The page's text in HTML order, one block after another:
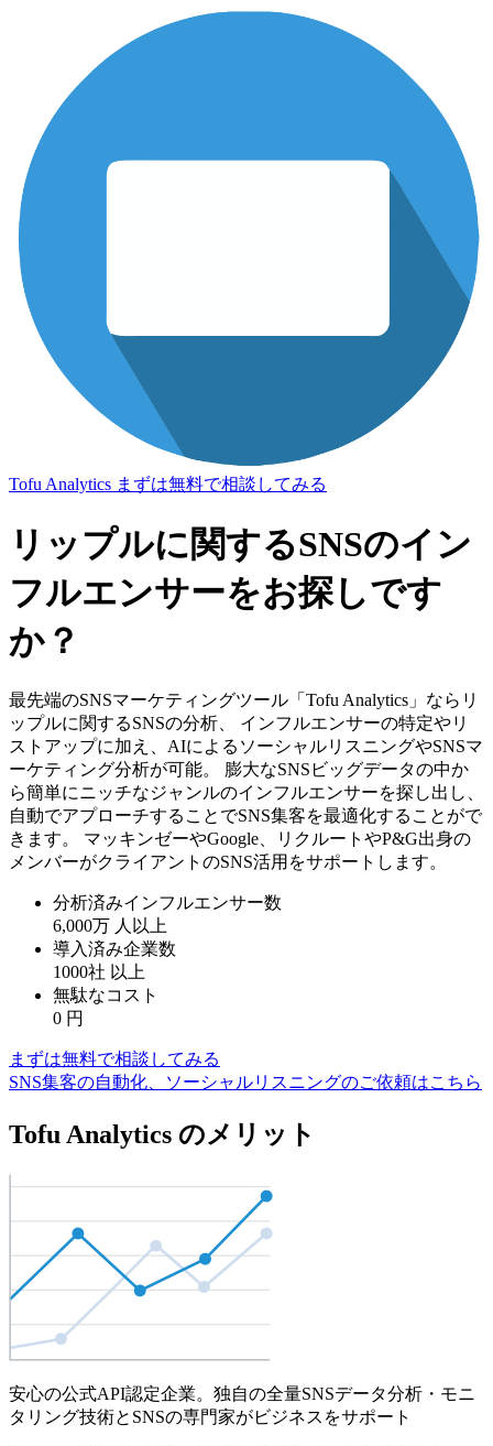
Tofu Analytics まずは無料で相談してみる
リップルに関するSNSのイン
フルエンサーをお探しです
か？
最先端のSNSマーケティングツール「Tofu Analytics」ならリ
ップルに関するSNSの分析、 インフルエンサーの特定やリ
ストアップに加え、AIによるソーシャルリスニングやSNSマ
ーケティング分析が可能。 膨大なSNSビッグデータの中か
ら簡単にニッチなジャンルのインフルエンサーを探し出し、
自動でアプローチすることでSNS集客を最適化することがで
きます。 マッキンゼーやGoogle、リクルートやP&G出身の
メンバーがクライアントのSNS活用をサポートします。
分析済みインフルエンサー数
6,000万 人以上
導入済み企業数
1000社 以上
無駄なコスト
0 円
まずは無料で相談してみる
SNS集客の自動化、ソーシャルリスニングのご依頼はこちら
Tofu Analytics のメリット
安心の公式API認定企業。独自の全量SNSデータ分析・モニ
タリング技術とSNSの専門家がビジネスをサポート